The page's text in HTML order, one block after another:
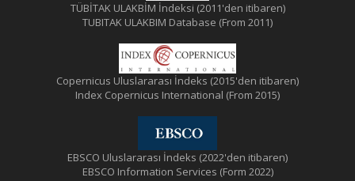
TÜBİTAK ULAKBİM İndeksi (2011'den itibaren)
TUBITAK ULAKBIM Database (From 2011)
Copernicus Uluslararası İndeks (2015'den itibaren)
Index Copernicus International (From 2015)
EBSCO Uluslararası İndeks (2022'den itibaren)
EBSCO Information Services (Form 2022)